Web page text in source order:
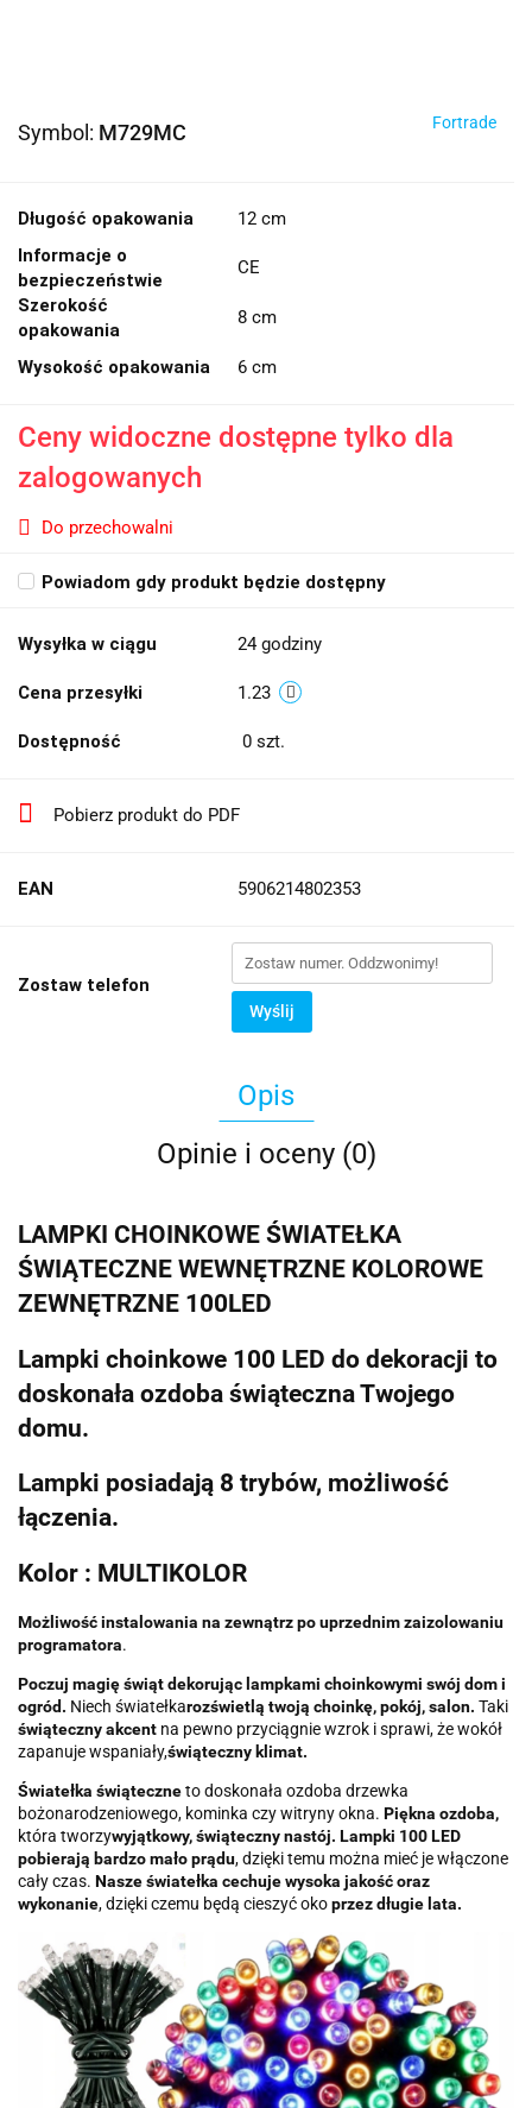
Symbol: M729MC Fortrade
Długość opakowania
12 cm
Informacje o
bezpieczeństwie
CE
Szerokość
opakowania
8 cm
Wysokość opakowania 6 cm
Ceny widoczne dostępne tylko dla
zalogowanych
Do przechowalni
Powiadom gdy produkt będzie dostępny
Wysyłka w ciągu 24 godziny
Cena przesyłki 1.23
Dostępność 0 szt.
Pobierz produkt do PDF
EAN 5906214802353
Zostaw telefon
Wyślij
Opis
Opinie i oceny (0)
LAMPKI CHOINKOWE ŚWIATEŁKA
ŚWIĄTECZNE WEWNĘTRZNE KOLOROWE
ZEWNĘTRZNE 100LED
Lampki choinkowe 100 LED do dekoracji to
doskonała ozdoba świąteczna Twojego
domu.
Lampki posiadają 8 trybów, możliwość
łączenia.
Kolor : MULTIKOLOR
Możliwość instalowania na zewnątrz po uprzednim zaizolowaniu
programatora.
Poczuj magię świąt dekorując lampkami choinkowymi swój dom i
ogród. Niech światełkarozświetlą twoją choinkę, pokój, salon. Taki
świąteczny akcent na pewno przyciągnie wzrok i sprawi, że wokół
zapanuje wspaniały,świąteczny klimat.
Światełka świąteczneto doskonała ozdoba drzewka
bożonarodzeniowego, kominka czy witryny okna. Piękna ozdoba,
która tworzywyjątkowy, świąteczny nastój. Lampki 100 LED
pobierają bardzo mało prądu, dzięki temu można mieć je włączone
cały czas. Nasze światełka cechuje wysoka jakość oraz
wykonanie, dzięki czemu będą cieszyć okoprzez długie lata.